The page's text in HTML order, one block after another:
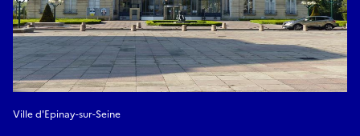
Ville d'Epinay-sur-Seine